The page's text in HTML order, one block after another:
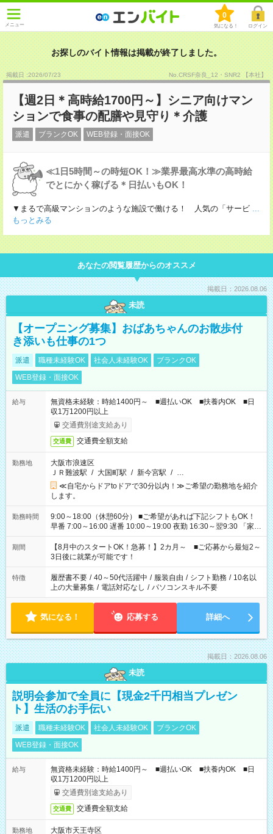
メニュー
0
気になる！ ログイン
お探しのバイト情報は掲載が終了しました。
掲載日 :2026/07/23 No.CRSF奈良_12・SNR2 【本社】
【週2日＊高時給1700円～】シニア向けマン
ションで食事の配膳や見守り＊介護
派遣 ブランクOK WEB登録・面接OK
≪1日5時間～の時短OK！≫業界最高水準の高時給
でとにかく稼げる＊日払いもOK！
▼まるで高級マンションのような施設で働ける！ 人気の「サービ ...
もっとみる
あなたの閲覧履歴からのオススメ
掲載日：2026.08.06
未読
【オープニング募集】おばあちゃんのお散歩付
き添いも仕事の1つ
派遣 職種未経験OK 社会人未経験OK
ブランクOK
WEB登録・面接OK
給与
無資格未経験：時給1400円～ ■週払いOK ■扶養内OK ■日
収1万1200円以上
交通費別途支給あり
交通費 交通費全額支給
勤務地
大阪市浪速区
ＪＲ難波駅 / 大国町駅 / 新今宮駅 / …
≪自宅からドアtoドアで30分以内！≫ご希望の勤務地を紹介
します。
勤務時間
9:00～18:00（休憩60分） ■ご希望があれば下記シフトもOK！
早番 7:00～16:00 遅番 10:00～19:00 夜勤 16:30～翌9:30 「家族
と休みを合わせたい」 「余裕を持って夕飯の準備がしたい」
「できれば残業はしたくない」 など、ご希望を教えてください
ね。 ※Wワーク希望の方へ 今ご覧のお仕事で希望する勤務時間
と、もう1つのお仕事の勤務時間。 合計で週40時間を超える場
合は応募できません。
期間
【8月中のスタートOK！急募！】2カ月～ ■ご応募から最短2～
3日後に就業が可能です！
特徴 履歴書不要 / 40～50代活躍中 / 服装自由 / シフト勤務 / 10名以
上の大量募集 / 電話対応なし / パソコンスキル不要
気になる！ 応募する 詳細へ
掲載日：2026.08.06
未読
説明会参加で全員に【現金2千円相当プレゼン
ト】生活のお手伝い
派遣 職種未経験OK 社会人未経験OK
ブランクOK
WEB登録・面接OK
給与
無資格未経験：時給1400円～ ■週払いOK ■扶養内OK ■日
収1万1200円以上
交通費別途支給あり
交通費 交通費全額支給
勤務地
大阪市天王寺区